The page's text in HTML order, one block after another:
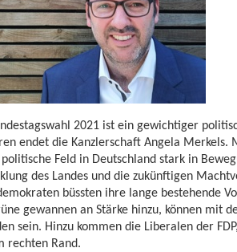
2021 ist ein gewichtiger
endet die Kanzlerschaft Angela
politische Feld in Deutschland stark in
des Landes und die zukünftigen
büssten ihre lange bestehende
gewannen an Stärke hinzu, können mit
sein. Hinzu kommen die Liberalen der
rechten Rand.